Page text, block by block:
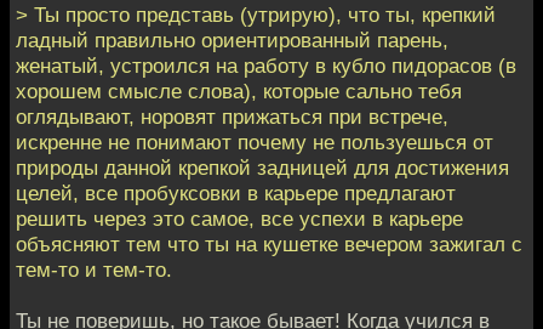
> Ты просто представь (утрирую), что ты, крепкий
ладный правильно ориентированный парень,
женатый, устроился на работу в кубло пидорасов (в
хорошем смысле слова), которые сально тебя
оглядывают, норовят прижаться при встрече,
искренне не понимают почему не пользуешься от
природы данной крепкой задницей для достижения
целей, все пробуксовки в карьере предлагают
решить через это самое, все успехи в карьере
объясняют тем что ты на кушетке вечером зажигал с
тем-то и тем-то.
Ты не поверишь, но такое бывает! Когда учился в